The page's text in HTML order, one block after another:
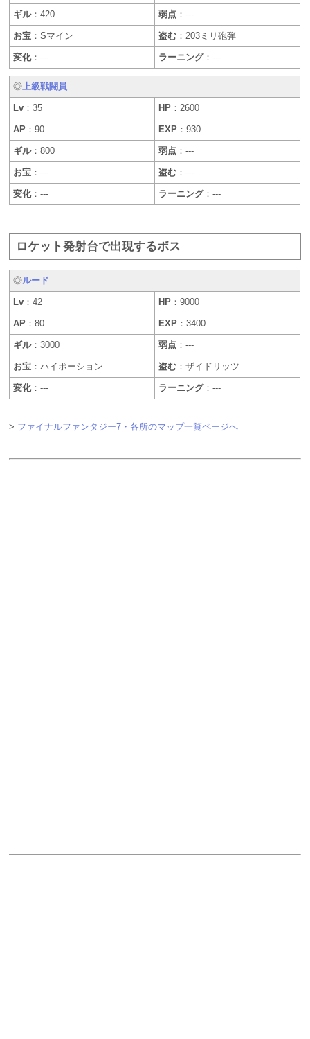
ギル：420 弱点 ：---
お宝 ：Sマイン 盗む ：203ミリ砲弾
変化：--- ラーニング：---
◎上級戦闘員
Lv ：35 HP ：2600
AP ：90 EXP ：930
ギル：800 弱点 ：---
お宝 ：--- 盗む ：---
変化：--- ラーニング：---
ロケット発射台で出現するボス
◎ルード
Lv ：42 HP ：9000
AP ：80 EXP ：3400
ギル：3000 弱点 ：---
お宝 ：ハイポーション 盗む ：ザイドリッツ
変化：--- ラーニング：---
> ファイナルファンタジー7・各所のマップ一覧ページへ